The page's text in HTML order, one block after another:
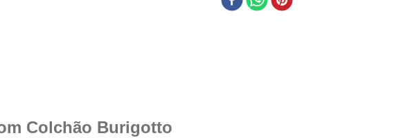
Colchão Burigotto